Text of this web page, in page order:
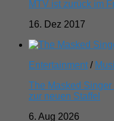
MTV ist zurück im
16. Dez 2017
Entertainment /
The Masked
zur neuen Staffel
6. Aug 2026